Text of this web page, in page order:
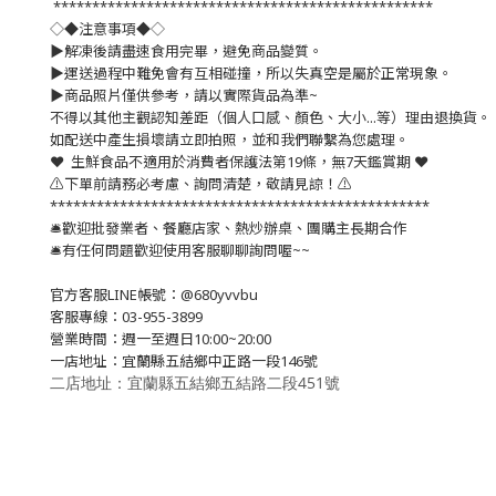
*************************************************
◇◆注意事項◆◇
▶️解凍後請盡速食用完畢，避免商品變質。
▶️運送過程中難免會有互相碰撞，所以失真空是屬於正常現象。
▶️商品照片僅供參考，請以實際貨品為準~
不得以其他主觀認知差距（個人口感、顏色、大小...等）理由退換貨。
如配送中產生損壞請立即拍照，並和我們聯繫為您處理。
❤️ 生鮮食品不適用於消費者保護法第19條，無7天鑑賞期 ❤️
⚠️下單前請務必考慮、詢問清楚，敬請見諒！⚠️
*************************************************
🛎歡迎批發業者、餐廳店家、熱炒辦桌、團購主長期合作
🛎有任何問題歡迎使用客服聊聊詢問喔~~
官方客服LINE帳號：@680yvvbu
客服專線：03-955-3899
營業時間：週一至週日10:00~20:00
一店地址：宜蘭縣五結鄉中正路一段146號
二店地址：宜蘭縣五結鄉五結路二段451號